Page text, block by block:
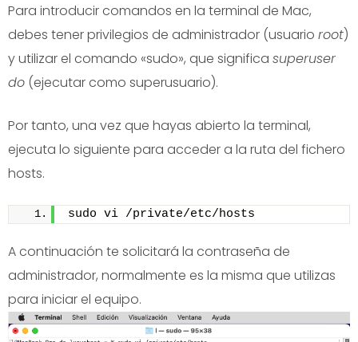
Para introducir comandos en la terminal de Mac,
debes tener privilegios de administrador (usuario root)
y utilizar el comando «sudo», que significa superuser
do (ejecutar como superusuario).
Por tanto, una vez que hayas abierto la terminal,
ejecuta lo siguiente para acceder a la ruta del fichero
hosts.
sudo vi /private/etc/hosts
A continuación te solicitará la contraseña de
administrador, normalmente es la misma que utilizas
para iniciar el equipo.